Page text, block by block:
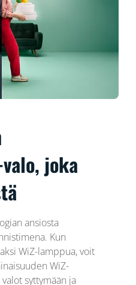
joka
ansiosta
Kun
WiZ-lamppua, voit
WiZ-
syttymään ja